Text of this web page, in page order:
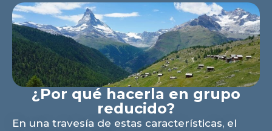
¿Por qué hacerla en grupo
reducido?
En una travesía de estas características, el